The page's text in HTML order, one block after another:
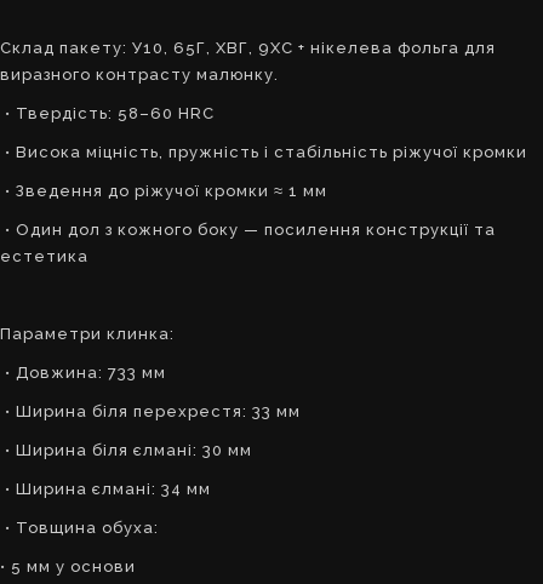
Склад пакету: У10, 65Г, ХВГ, 9ХС + нікелева фольга для
виразного контрасту малюнку.
• Твердість: 58–60 HRC
• Висока міцність, пружність і стабільність ріжучої кромки
• Зведення до ріжучої кромки ≈ 1 мм
• Один дол з кожного боку — посилення конструкції та
естетика
Параметри клинка:
• Довжина: 733 мм
• Ширина біля перехрестя: 33 мм
• Ширина біля єлмані: 30 мм
• Ширина єлмані: 34 мм
• Товщина обуха:
• 5 мм у основи